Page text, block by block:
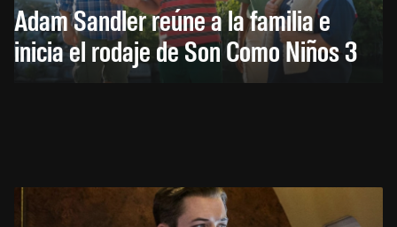
Adam Sandler reúne a la familia e
inicia el rodaje de Son Como Niños 3